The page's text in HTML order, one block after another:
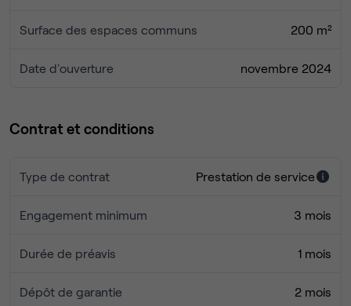
productivité et faciliter les échanges. Venez rejoindre une
correspond !
Surface des espaces communs 200 m²
Date d'ouverture novembre 2024
Contrat et conditions
Type de contrat Prestation de service
Engagement minimum 3 mois
Durée de préavis 1 mois
Dépôt de garantie 2 mois